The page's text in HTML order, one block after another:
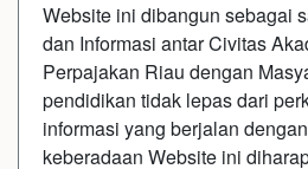
Website ini dibangun sebagai
dan Informasi antar Civitas
Perpajakan Riau dengan
pendidikan tidak lepas dari
informasi yang berjalan
keberadaan Website ini